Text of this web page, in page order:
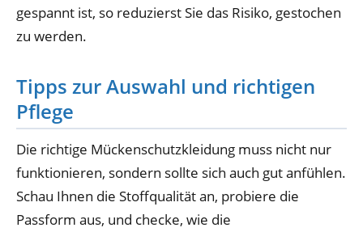
gespannt ist, so reduzierst Sie das Risiko, gestochen
zu werden.
Tipps zur Auswahl und richtigen
Pflege
Die richtige Mückenschutzkleidung muss nicht nur
funktionieren, sondern sollte sich auch gut anfühlen.
Schau Ihnen die Stoffqualität an, probiere die
Passform aus, und checke, wie die